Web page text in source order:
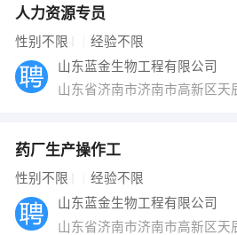
网络IT
快递员
收银员
出纳
编辑
人力资源专员
性别不限 经验不限
山东蓝金生物工程有限公司
山东省济南市济南市高新区天
药厂生产操作工
性别不限 经验不限
山东蓝金生物工程有限公司
山东省济南市济南市高新区天